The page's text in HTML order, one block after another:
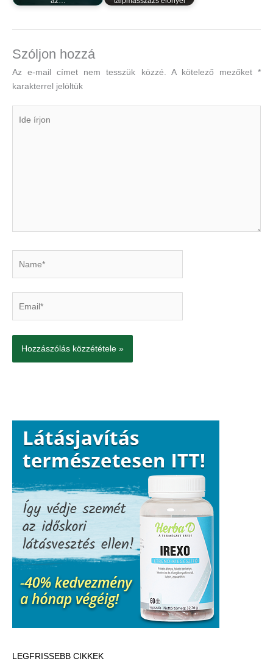
Szóljon hozzá
Az e-mail címet nem tesszük közzé. A kötelező mezőket*
karakterrel jelöltük
LEGFRISSEBB CIKKEK